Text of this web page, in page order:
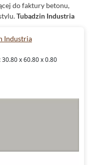
do faktury betonu,
Tubądzin Industria
powiększa
tonacji,
Beige to propozycja
Industria
x 60.80 x 0.80